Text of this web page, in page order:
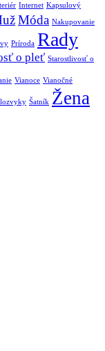
Internet Kapsulový
Móda Nakupovanie
Príroda Rady
o pleť Starostlivosť o
Vianoce Vianočné
Šatník Žena